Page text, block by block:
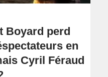
Boyard perd
en
Cyril Féraud